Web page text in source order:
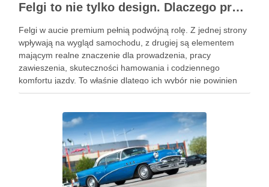
Felgi to nie tylko design. Dlaczego profesjonalny dobór jest ważniejszy niż niska cena na aukcji?
Felgi w aucie premium pełnią podwójną rolę. Z jednej strony
wpływają na wygląd samochodu, z drugiej są elementem
mającym realne znaczenie dla prowadzenia, pracy
zawieszenia, skuteczności hamowania i codziennego
komfortu jazdy. To właśnie dlatego ich wybór nie powinien
sprowadzać się wyłącznie do wzoru, koloru albo okazji